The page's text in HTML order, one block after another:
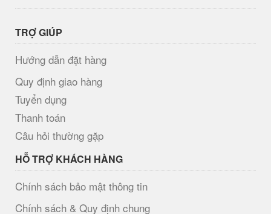
TRỢ GIÚP
Hướng dẫn đặt hàng
Quy định giao hàng
Tuyển dụng
Thanh toán
Câu hỏi thường gặp
HỖ TRỢ KHÁCH HÀNG
Chính sách bảo mật thông tin
Chính sách & Quy định chung